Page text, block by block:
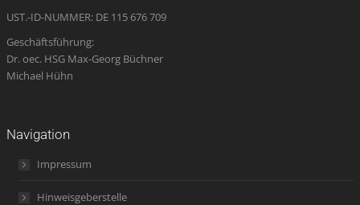
UST.-ID-NUMMER: DE 115 676 709
Geschäftsführung:
Dr. oec. HSG Max-Georg Büchner
Michael Hühn
Navigation
Impressum
Hinweisgeberstelle